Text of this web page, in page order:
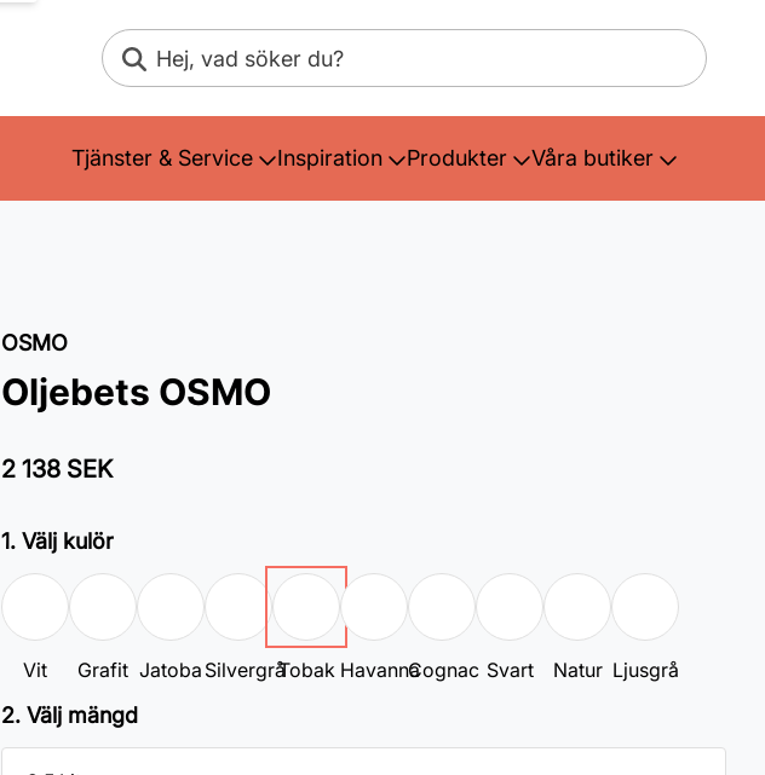
Sök
Tjänster & Service Inspiration Produkter Våra butiker
OSMO
Oljebets OSMO
2 138 SEK
1. Välj kulör
Vit Grafit Jatoba SilvergråTobak HavannaCognac Svart Natur Ljusgrå
2. Välj mängd